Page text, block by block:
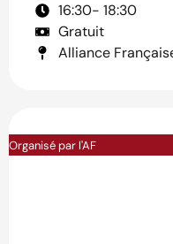
16:30- 18:30
Gratuit
Alliance
Organisé par l'AF